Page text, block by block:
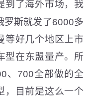
到了海外市场，我
罗斯就发了6000多
等好几个地区上市
型在东盟量产。所
、700全部做的全
，目前是这么一个